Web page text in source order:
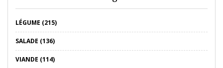
LÉGUME (215)
SALADE (136)
VIANDE (114)